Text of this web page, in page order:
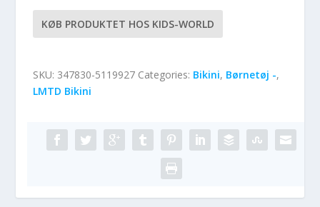
KØB PRODUKTET HOS KIDS-WORLD
SKU: 347830-5119927 Categories: Bikini, Børnetøj -,
LMTD Bikini